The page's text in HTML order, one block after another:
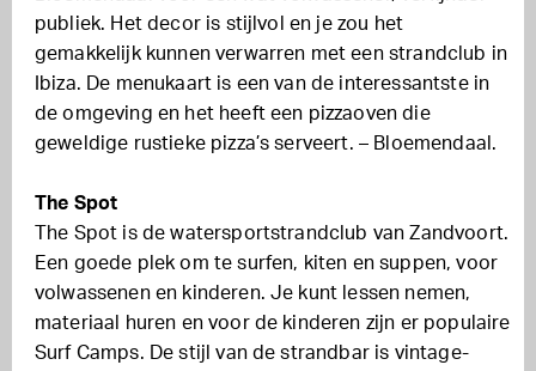
publiek. Het decor is stijlvol en je zou het
gemakkelijk kunnen verwarren met een strandclub in
Ibiza. De menukaart is een van de interessantste in
de omgeving en het heeft een pizzaoven die
geweldige rustieke pizza’s serveert. – Bloemendaal.
The Spot
The Spot is de watersportstrandclub van Zandvoort.
Een goede plek om te surfen, kiten en suppen, voor
volwassenen en kinderen. Je kunt lessen nemen,
materiaal huren en voor de kinderen zijn er populaire
Surf Camps. De stijl van de strandbar is vintage-